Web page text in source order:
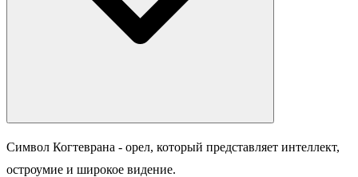
Символ Когтеврана - орел, который представляет интеллект,
остроумие и широкое видение.